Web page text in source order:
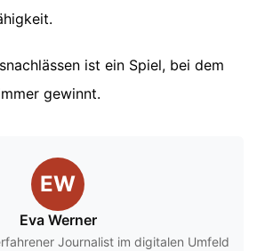
ist ein Spiel, bei dem
gewinnt.
EW
Eva Werner
Journalist im digitalen Umfeld